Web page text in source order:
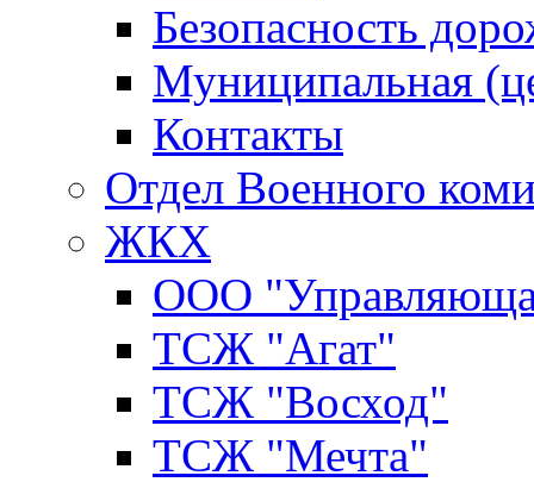
Безопасность
Муниципальная
Контакты
Отдел Военного
ЖКХ
ООО
ТСЖ "Агат"
ТСЖ "Восход"
ТСЖ "Мечта"